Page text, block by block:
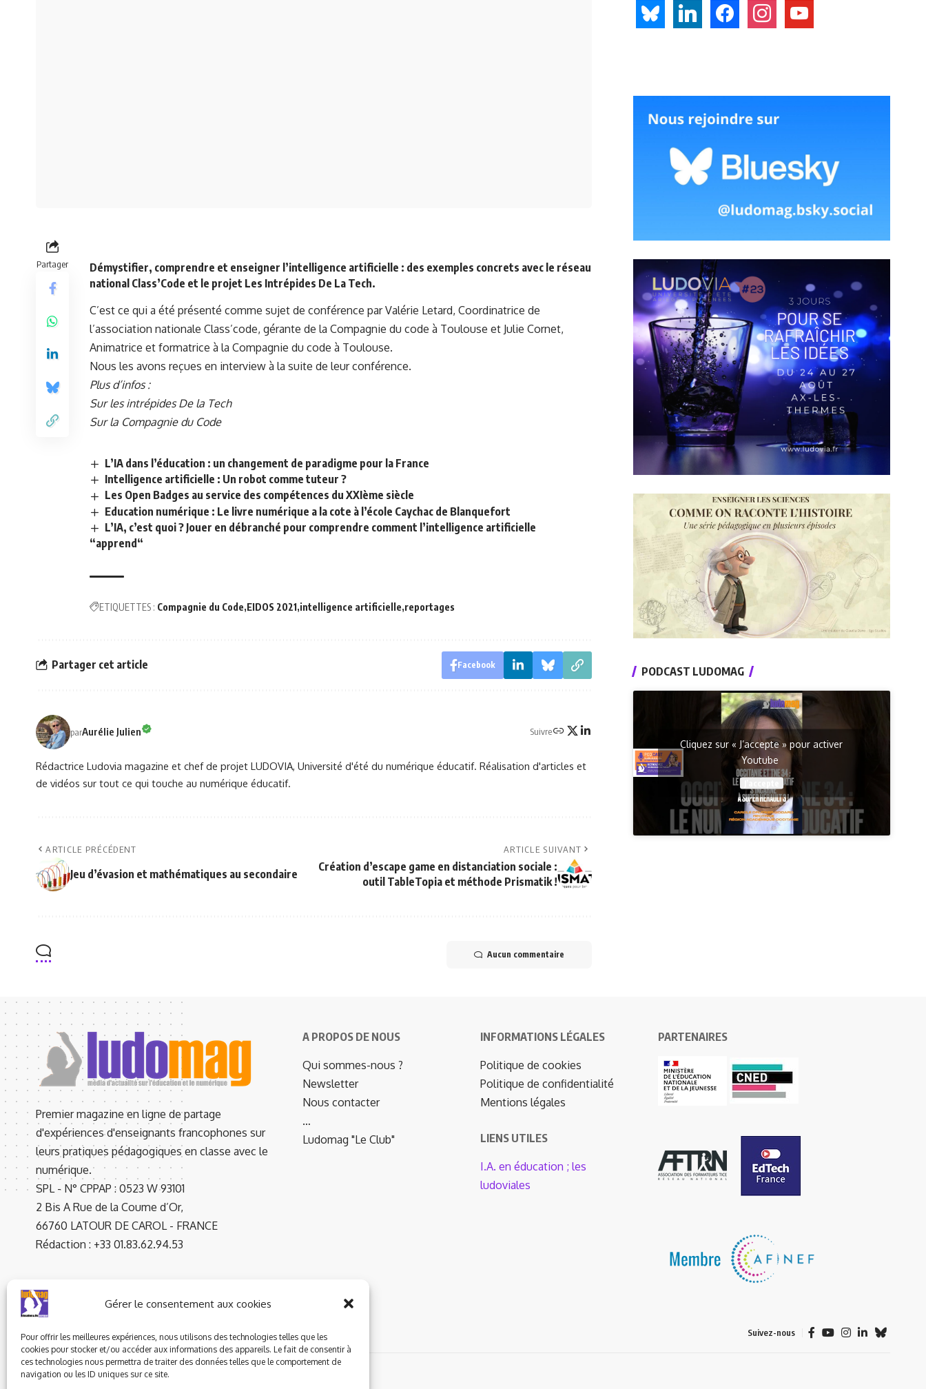
Gérer le consentement aux cookies
Pour offrir les meilleures expériences, nous utilisons des technologies telles que les
cookies pour stocker et/ou accéder aux informations des appareils. Le fait de consentir à
ces technologies nous permettra de traiter des données telles que le comportement de
navigation ou les ID uniques sur ce site.
Partager
Démystifier, comprendre et enseigner l’intelligence artificielle : des exemples concrets avec le réseau
national Class’Code et le projet Les Intrépides De La Tech.
C’est ce qui a été présenté comme sujet de conférence par Valérie Letard, Coordinatrice de
l’association nationale Class’code, gérante de la Compagnie du code à Toulouse et Julie Cornet,
Animatrice et formatrice à la Compagnie du code à Toulouse.
Nous les avons reçues en interview à la suite de leur conférence.
Plus d’infos :
Sur les intrépides De la Tech
Sur la Compagnie du Code
L’IA dans l’éducation : un changement de paradigme pour la France
Intelligence artificielle : Un robot comme tuteur ?
Les Open Badges au service des compétences du XXIème siècle
Education numérique : Le livre numérique a la cote à l’école Caychac de Blanquefort
L’IA, c’est quoi ? Jouer en débranché pour comprendre comment l’intelligence artificielle
“apprend“
ETIQUETTES : Compagnie du Code EIDOS 2021 intelligence artificielle reportages
Partager cet article Facebook
parAurélie Julien Suivre
Rédactrice Ludovia magazine et chef de projet LUDOVIA, Université d'été du numérique éducatif. Réalisation d'articles et
de vidéos sur tout ce qui touche au numérique éducatif.
ARTICLE PRÉCÉDENT
Jeu d’évasion et mathématiques au secondaire
ARTICLE SUIVANT
Création d’escape game en distanciation sociale :
outil TableTopia et méthode Prismatik !
Aucun commentaire
bluesky linkedin facebookinstagramyoutube
PODCAST LUDOMAG
Cliquez sur « J’accepte » pour activer
Youtube
Premier magazine en ligne de partage
d'expériences d'enseignants francophones sur
leurs pratiques pédagogiques en classe avec le
numérique.
SPL - N° CPPAP : 0523 W 93101
2 Bis A Rue de la Coume d’Or,
66760 LATOUR DE CAROL - FRANCE
Rédaction : +33 01.83.62.94.53
A PROPOS DE NOUS
Qui sommes-nous ?
Newsletter
Nous contacter
…
Ludomag "Le Club"
INFORMATIONS LÉGALES
Politique de cookies
Politique de confidentialité
Mentions légales
LIENS UTILES
I.A. en éducation ; les
ludoviales
PARTENAIRES
Suivez-nous
© 2023 ludomag.com édité et géré par WOOMEET SAS, powered by Wordpress.